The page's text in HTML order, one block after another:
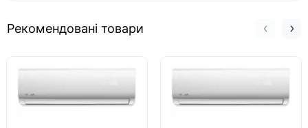
Рекомендовані товари